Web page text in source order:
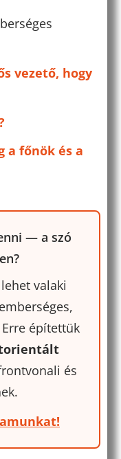
vezető, hogy
a főnök és a
— a szó
valaki
építettük
és